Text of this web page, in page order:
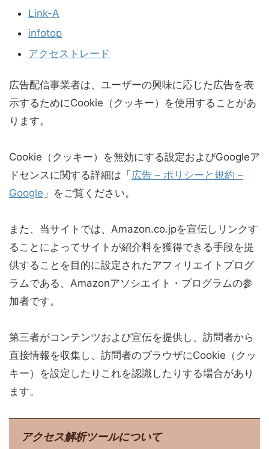
Link-A
infotop
アクセストレード
広告配信事業者は、ユーザーの興味に応じた広告を表
示するためにCookie（クッキー）を使用することがあ
ります。
Cookie（クッキー）を無効にする設定およびGoogleア
ドセンスに関する詳細は「 広告 – ポリシーと規約 –
Google 」をご覧ください。
また、当サイトでは、Amazon.co.jpを宣伝しリンクす
ることによってサイトが紹介料を獲得できる手段を提
供することを目的に設定されたアフィリエイトプログ
ラムである、Amazonアソシエイト・プログラムの参
加者です。
第三者がコンテンツおよび宣伝を提供し、訪問者から
直接情報を収集し、訪問者のブラウザにCookie（クッ
キー）を設定したりこれを認識したりする場合があり
ます。
アクセス解析ツールについて